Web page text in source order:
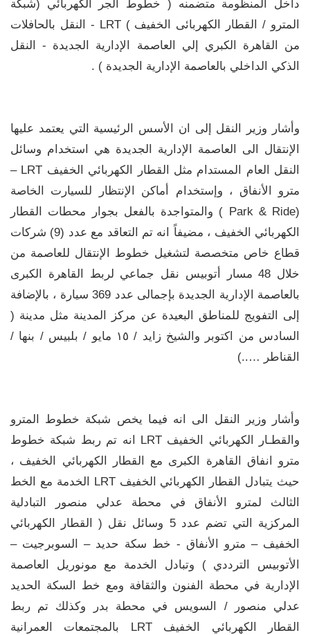
داخل المنظومة متضمنه ( خطوط الجر الكهربائي (شبكة
المترو / القطار الكهربائى الخفيف ) LRT - النقل بالحافلات
من القاهرة الكبري إلي العاصمة الإدارية الجديدة - النقل
الذكي الداخلي بالعاصمة الإدارية الجديدة ) .
وأشار وزير النقل إلى ان الأسس الرئيسية التي يعتمد عليها
الإنتقال الى العاصمة الإدارية الجديدة هي استخدام وسائل
النقل العام المستدام مثل القطار الكهربائي الخفيف LRT –
مترو الأنفاق ، وإستخدام أماكن الإنتظار للسيارت الخاصة
(Park & Ride ) والمتواجدة بالفعل بجوار محطات القطار
الكهربائي الخفيف ، مضيفاً انه تم التعاقد مع عدد (9) شركات
قطاع خاص متخصصة لتشغيل خطوط الإنتقال للعاصمة من
خلال 48 مسار أتوبيس نقل جماعي لربط القاهرة الكبرى
بالعاصمة الإدارية الجديدة بإجمالى عدد 369 سيارة ، بالإضافة
إلى التفويج للمناطق البعيدة عن مركز المدينة مثل مدينة (
السادس من اكتوبر والشيخ زايد / ١٥ مايو / بلبيس / بنها /
القناطر …..)
وأشار وزير النقل الى انه فيما يخص شبكة خطوط المترو
والقطـار الكهربائي الخفيف LRT انه تم ربط شبكة خطوط
مترو انفاق القاهرة الكبرى مع القطار الكهربائي الخفيف ،
حيث يتبادل القطار الكهربائي الخفيف LRT الخدمة مع الخط
الثالث لمترو الأنفاق في محطة عدلي منصور التبادلية
المركزية التي تضم عدد 5 وسائل نقل ( القطار الكهربائي
الخفيف – مترو الأنفاق - خط سكة حديد – السوبرجيت –
الأتوبيس الترددي ) وتبادل الخدمة مع مونوريل العاصمة
الإدارية في محطة الفنون والثقافة ومع خط السكة الحديد
عدلي منصور / السويس في محطة بدر وكذلك تم ربط
القطار الكهربائي الخفيف LRT بالمجتمعات العمرانية